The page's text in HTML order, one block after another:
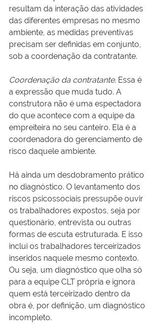
resultam da interação das atividades
das diferentes empresas no mesmo
ambiente, as medidas preventivas
precisam ser definidas em conjunto,
sob a coordenação da contratante.
Coordenação da contratante. Essa é
a expressão que muda tudo. A
construtora não é uma espectadora
do que acontece com a equipe da
empreiteira no seu canteiro. Ela é a
coordenadora do gerenciamento de
risco daquele ambiente.
Há ainda um desdobramento prático
no diagnóstico. O levantamento dos
riscos psicossociais pressupõe ouvir
os trabalhadores expostos, seja por
questionário, entrevista ou outras
formas de escuta estruturada. E isso
inclui os trabalhadores terceirizados
inseridos naquele mesmo contexto.
Ou seja, um diagnóstico que olha só
para a equipe CLT própria e ignora
quem está terceirizado dentro da
obra é, por definição, um diagnóstico
incompleto.